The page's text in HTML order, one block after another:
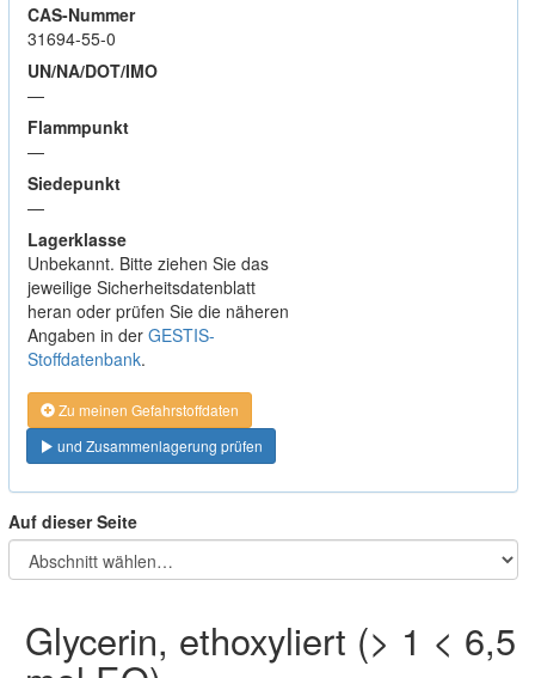
CAS-Nummer
31694-55-0
UN/NA/DOT/IMO
—
Flammpunkt
—
Siedepunkt
—
Lagerklasse
Unbekannt. Bitte ziehen Sie das
jeweilige Sicherheitsdatenblatt
heran oder prüfen Sie die näheren
Angaben in der GESTIS-
Stoffdatenbank.
Zu meinen Gefahrstoffdaten
und Zusammenlagerung prüfen
Auf dieser Seite
Glycerin, ethoxyliert (> 1 < 6,5